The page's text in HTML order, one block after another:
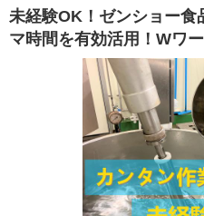
未経験OK！ゼンショー食
マ時間を有効活用！Wワ